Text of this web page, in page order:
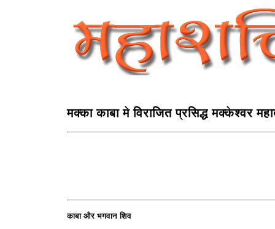
मक्का काबा मे विराजित प्रसिद्ध मक्‍केश्‍वर
काबा और भगवान शिव